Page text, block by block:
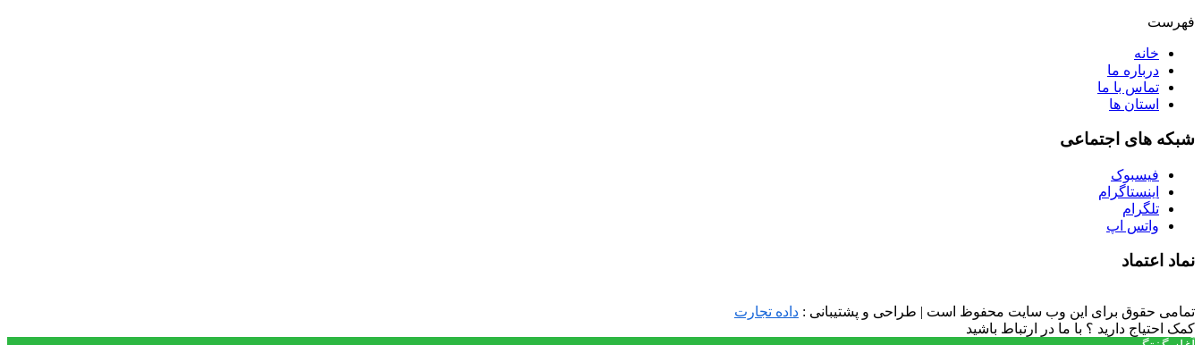
فهرست
خانه
درباره ما
تماس با ما
استان ها
شبکه های اجتماعی
فیسبوک
اینستاگرام
تلگرام
واتس اپ
نماد اعتماد
تمامی حقوق برای این وب سایت محفوظ است | طراحی و پشتیبانی : داده تجارت
کمک احتیاج دارید ؟ با ما در ارتباط باشید